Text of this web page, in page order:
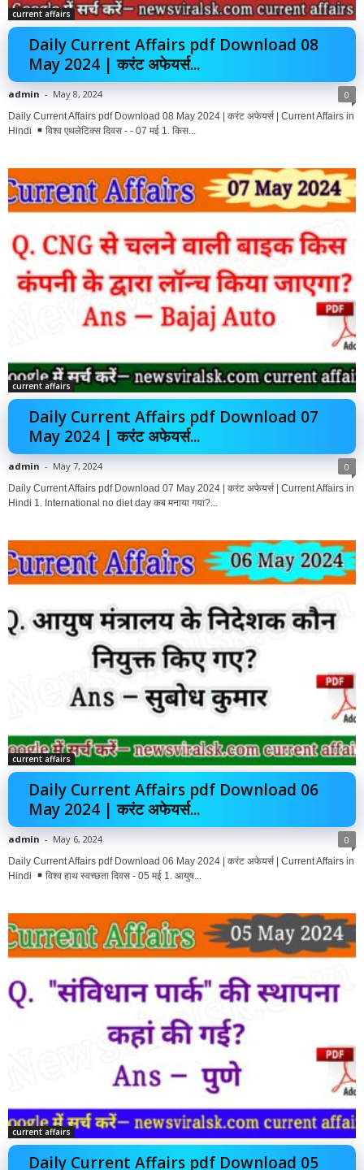
current affairs
Daily Current Affairs pdf Download 08
May 2024 | करंट अफेयर्स...
admin - May 8, 2024 0
Daily Current Affairs pdf Download 08 May 2024 | करंट अफेयर्स | Current Affairs in
Hindi
विश्व एथलेटिक्स दिवस - - 07 मई 1. किस...
current affairs
Daily Current Affairs pdf Download 07
May 2024 | करंट अफेयर्स...
admin - May 7, 2024 0
Daily Current Affairs pdf Download 07 May 2024 | करंट अफेयर्स | Current Affairs in
Hindi 1. International no diet day कब मनाया गया?...
current affairs
Daily Current Affairs pdf Download 06
May 2024 | करंट अफेयर्स...
admin - May 6, 2024 0
Daily Current Affairs pdf Download 06 May 2024 | करंट अफेयर्स | Current Affairs in
Hindi
विश्व हाथ स्वच्छता दिवस - 05 मई 1. आयुष...
current affairs
Daily Current Affairs pdf Download 05